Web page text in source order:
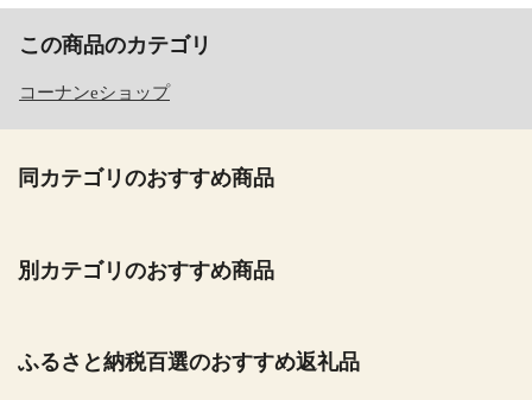
この商品のカテゴリ
コーナンeショップ
同カテゴリのおすすめ商品
別カテゴリのおすすめ商品
ふるさと納税百選のおすすめ返礼品